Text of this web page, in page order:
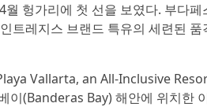
헝가리에 첫 선을 보였다. 부다
레지스 브랜드 특유의 세련된 품
Vallarta, an All-Inclusive
이(Banderas Bay) 해안에 위치한